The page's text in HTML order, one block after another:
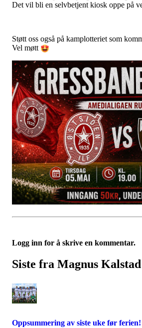
Det vil bli en selvbetjent kiosk oppe på
Støtt oss også på kamplotteriet som
Vel møtt
Logg inn for å skrive en kommentar.
Siste fra Magnus
Oppsummering av siste uke før ferien!